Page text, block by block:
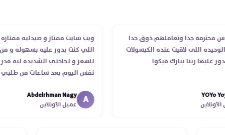
جدا وتعاملهم ذوق جدا
اللى لاقيت عنده الكبسولات
ربنا يبارك فيكوا
ويب سايت ممتاز و صيدليه ممتازه
اللي كنت بدور عليه بسهوله و من غير
للسعر و لحاجتي الشديده ليه قدر
نفس اليوم بعد ساعات من طلبي و
انتهاء موعد عمله ..فضل يتابع معايا
استلمت ..شكرا جزيلا ليكم
Abdelrhman Nagy
عميل الأونلاين